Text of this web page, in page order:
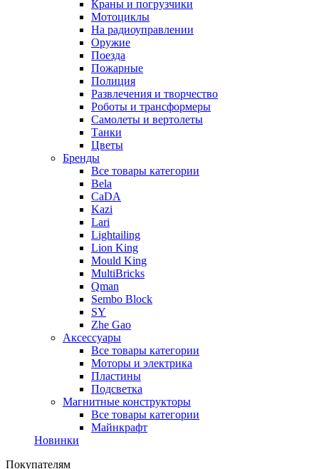
Краны и погрузчики
Мотоциклы
На радиоуправлении
Оружие
Поезда
Пожарные
Полиция
Развлечения и творчество
Роботы и трансформеры
Самолеты и вертолеты
Танки
Цветы
Бренды
Все товары категории
Bela
CaDA
Kazi
Lari
Lightailing
Lion King
Mould King
MultiBricks
Qman
Sembo Block
SY
Zhe Gao
Аксессуары
Все товары категории
Моторы и электрика
Пластины
Подсветка
Магнитные конструкторы
Все товары категории
Майнкрафт
Новинки
Покупателям